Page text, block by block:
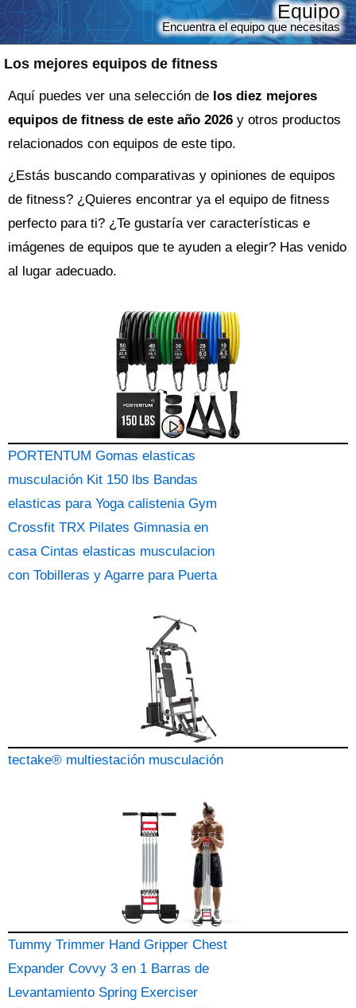
Los mejores equipos de fitness
Equipo
Encuentra el equipo que necesitas
Aquí puedes ver una selección de los diez mejores
equipos de fitness de este año 2026 y otros productos
relacionados con equipos de este tipo.
¿Estás buscando comparativas y opiniones de equipos
de fitness? ¿Quieres encontrar ya el equipo de fitness
perfecto para ti? ¿Te gustaría ver características e
imágenes de equipos que te ayuden a elegir? Has venido
al lugar adecuado.
PORTENTUM Gomas elasticas
musculación Kit 150 lbs Bandas
elasticas para Yoga calistenia Gym
Crossfit TRX Pilates Gimnasia en
casa Cintas elasticas musculacion
con Tobilleras y Agarre para Puerta
tectake® multiestación musculación
Tummy Trimmer Hand Gripper Chest
Expander Covvy 3 en 1 Barras de
Levantamiento Spring Exerciser